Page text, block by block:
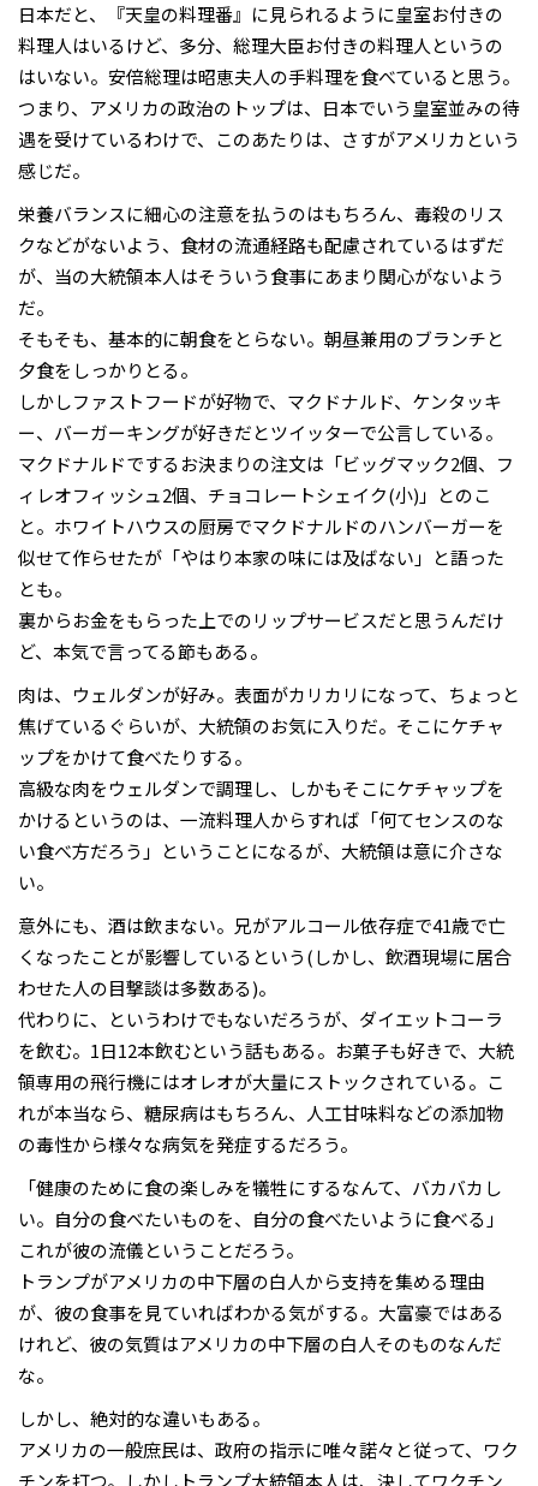
日本だと、『天皇の料理番』に見られるように皇室お付きの
料理人はいるけど、多分、総理大臣お付きの料理人というの
はいない。安倍総理は昭恵夫人の手料理を食べていると思う。
つまり、アメリカの政治のトップは、日本でいう皇室並みの待
遇を受けているわけで、このあたりは、さすがアメリカという
感じだ。
栄養バランスに細心の注意を払うのはもちろん、毒殺のリス
クなどがないよう、食材の流通経路も配慮されているはずだ
が、当の大統領本人はそういう食事にあまり関心がないよう
だ。
そもそも、基本的に朝食をとらない。朝昼兼用のブランチと
夕食をしっかりとる。
しかしファストフードが好物で、マクドナルド、ケンタッキ
ー、バーガーキングが好きだとツイッターで公言している。
マクドナルドでするお決まりの注文は「ビッグマック2個、フ
ィレオフィッシュ2個、チョコレートシェイク(小)」とのこ
と。ホワイトハウスの厨房でマクドナルドのハンバーガーを
似せて作らせたが「やはり本家の味には及ばない」と語った
とも。
裏からお金をもらった上でのリップサービスだと思うんだけ
ど、本気で言ってる節もある。
肉は、ウェルダンが好み。表面がカリカリになって、ちょっと
焦げているぐらいが、大統領のお気に入りだ。そこにケチャ
ップをかけて食べたりする。
高級な肉をウェルダンで調理し、しかもそこにケチャップを
かけるというのは、一流料理人からすれば「何てセンスのな
い食べ方だろう」ということになるが、大統領は意に介さな
い。
意外にも、酒は飲まない。兄がアルコール依存症で41歳で亡
くなったことが影響しているという(しかし、飲酒現場に居合
わせた人の目撃談は多数ある)。
代わりに、というわけでもないだろうが、ダイエットコーラ
を飲む。1日12本飲むという話もある。お菓子も好きで、大統
領専用の飛行機にはオレオが大量にストックされている。こ
れが本当なら、糖尿病はもちろん、人工甘味料などの添加物
の毒性から様々な病気を発症するだろう。
「健康のために食の楽しみを犠牲にするなんて、バカバカし
い。自分の食べたいものを、自分の食べたいように食べる」
これが彼の流儀ということだろう。
トランプがアメリカの中下層の白人から支持を集める理由
が、彼の食事を見ていればわかる気がする。大富豪ではある
けれど、彼の気質はアメリカの中下層の白人そのものなんだ
な。
しかし、絶対的な違いもある。
アメリカの一般庶民は、政府の指示に唯々諾々と従って、ワク
チンを打つ。しかしトランプ大統領本人は、決してワクチン